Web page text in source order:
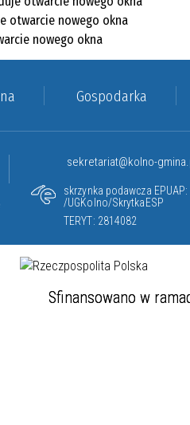
Gospodarka
sekretariat@kolno-
skrzynka podawcza EPUAP:
/UGKolno/SkrytkaESP
TERYT: 2814082
Sfinansowano w